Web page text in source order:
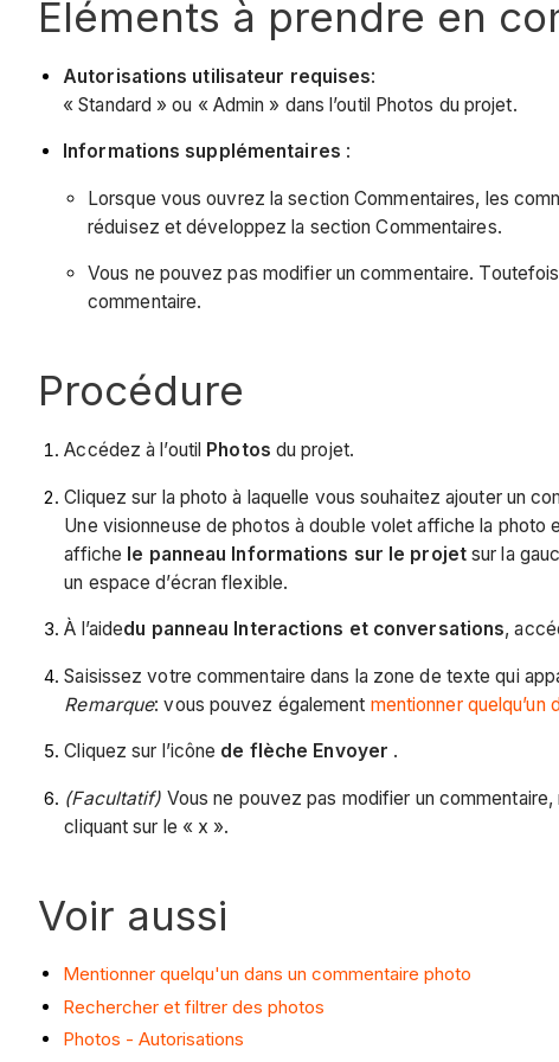
Éléments à prendre en
Autorisations utilisateur requises:
« Standard » ou « Admin » dans l’outil Photos du projet.
Informations supplémentaires :
Lorsque vous ouvrez la section Commentaires, les
réduisez et développez la section Commentaires.
Vous ne pouvez pas modifier un commentaire.
commentaire.
Procédure
Accédez à l’outil Photos du projet.
Cliquez sur la photo à laquelle vous souhaitez ajouter un
Une visionneuse de photos à double volet affiche la
affiche le panneau Informations sur le projetsur la
un espace d’écran flexible.
À l’aidedu panneau Interactions et conversations,
Saisissez votre commentaire dans la zone de texte qui
Remarque: vous pouvez également mentionner quelqu’un
Cliquez sur l’icône de flèche Envoyer .
(Facultatif) Vous ne pouvez pas modifier un commentaire,
cliquant sur le « x ».
Voir aussi
Mentionner quelqu'un dans un commentaire photo
Rechercher et filtrer des photos
Photos - Autorisations